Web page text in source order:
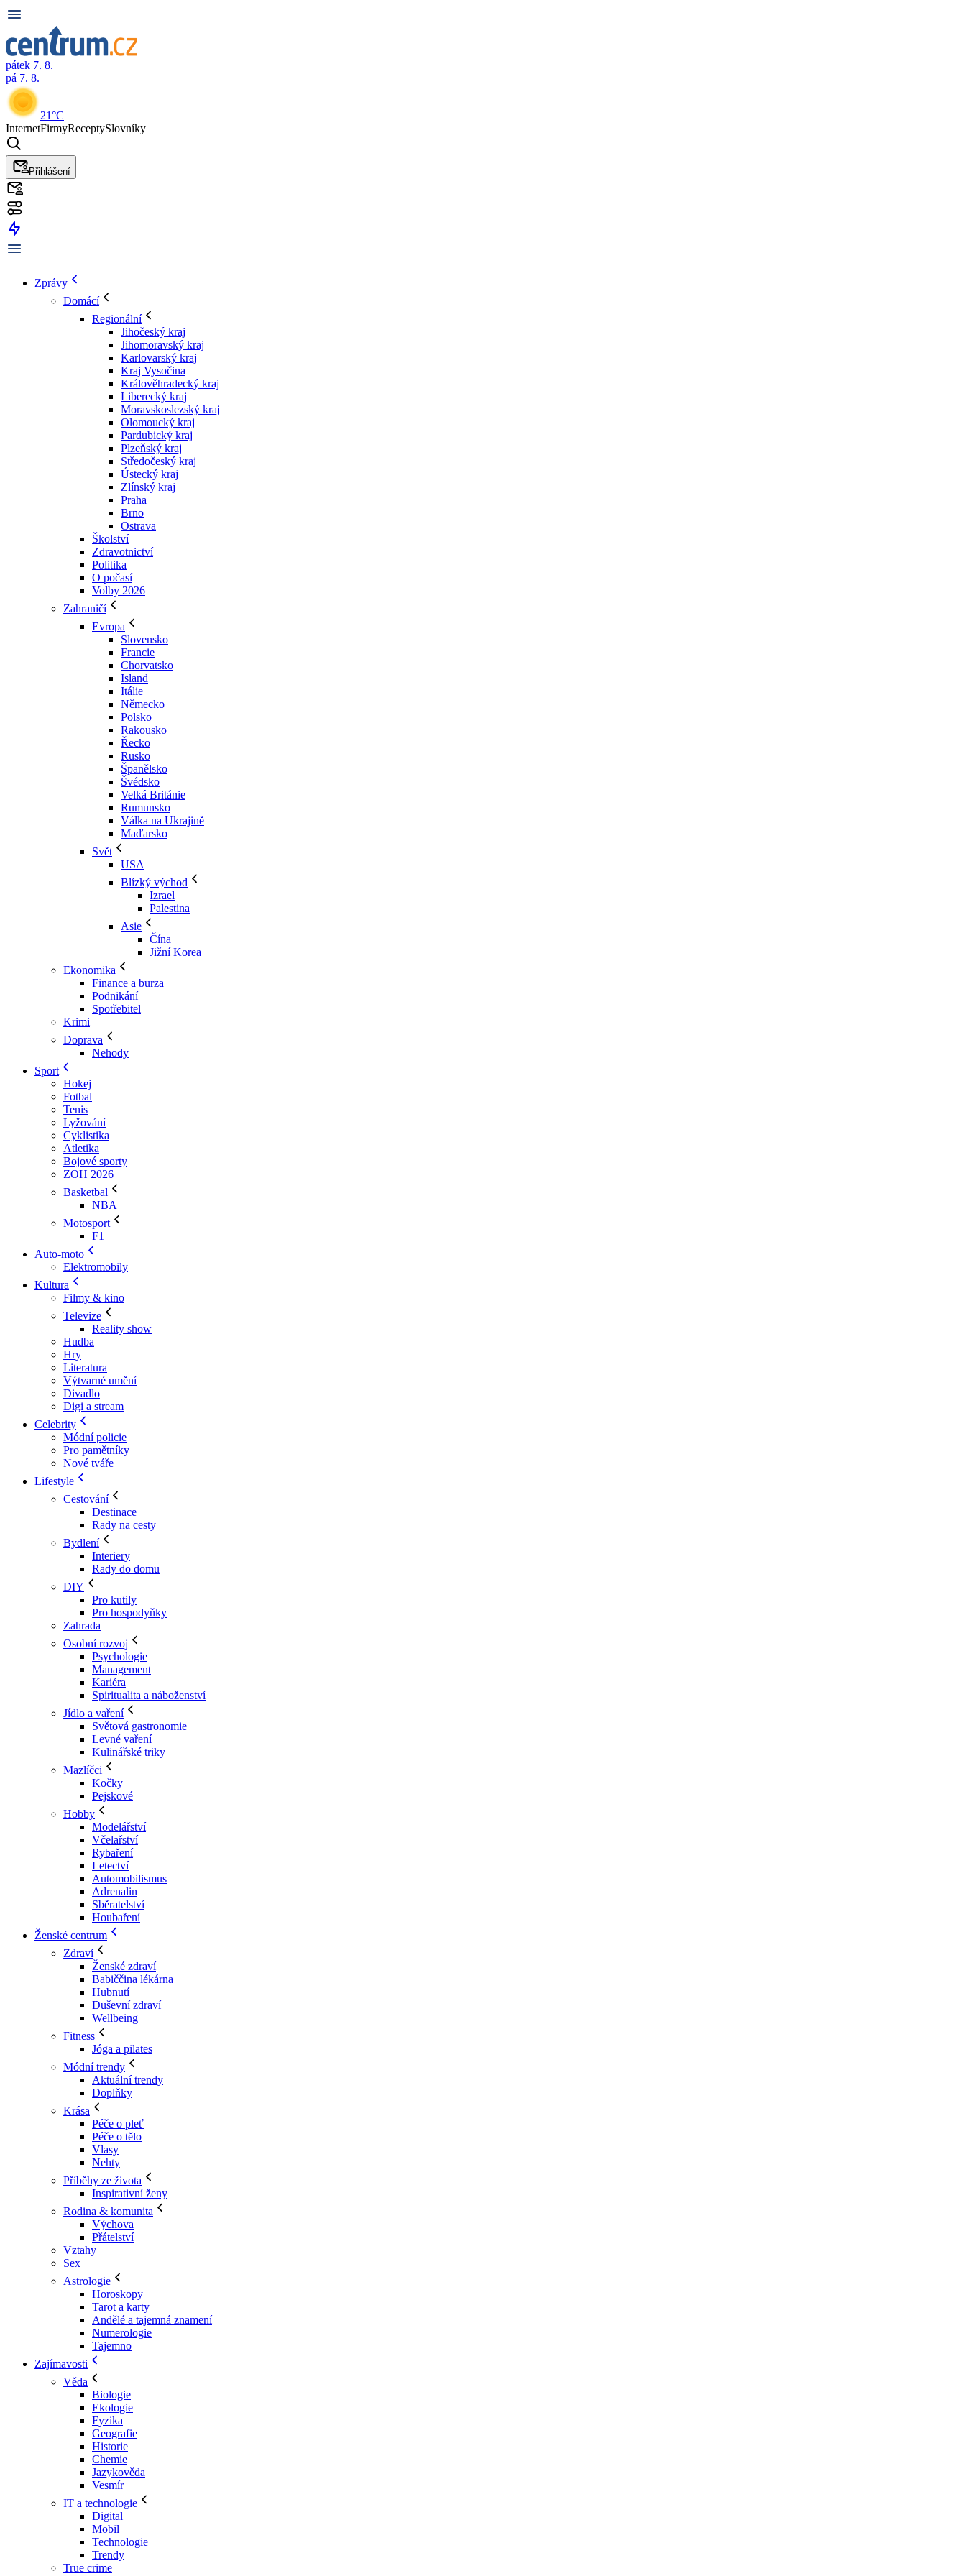
pátek 7. 8.
pá 7. 8.
21°C
InternetFirmyReceptySlovníky
Přihlášení
Zprávy
Domácí
Regionální
Jihočeský kraj
Jihomoravský kraj
Karlovarský kraj
Kraj Vysočina
Králověhradecký kraj
Liberecký kraj
Moravskoslezský kraj
Olomoucký kraj
Pardubický kraj
Plzeňský kraj
Středočeský kraj
Ústecký kraj
Zlínský kraj
Praha
Brno
Ostrava
Školství
Zdravotnictví
Politika
O počasí
Volby 2026
Zahraničí
Evropa
Slovensko
Francie
Chorvatsko
Island
Itálie
Německo
Polsko
Rakousko
Řecko
Rusko
Španělsko
Švédsko
Velká Británie
Rumunsko
Válka na Ukrajině
Maďarsko
Svět
USA
Blízký východ
Izrael
Palestina
Asie
Čína
Jižní Korea
Ekonomika
Finance a burza
Podnikání
Spotřebitel
Krimi
Doprava
Nehody
Sport
Hokej
Fotbal
Tenis
Lyžování
Cyklistika
Atletika
Bojové sporty
ZOH 2026
Basketbal
NBA
Motosport
F1
Auto-moto
Elektromobily
Kultura
Filmy & kino
Televize
Reality show
Hudba
Hry
Literatura
Výtvarné umění
Divadlo
Digi a stream
Celebrity
Módní policie
Pro pamětníky
Nové tváře
Lifestyle
Cestování
Destinace
Rady na cesty
Bydlení
Interiery
Rady do domu
DIY
Pro kutily
Pro hospodyňky
Zahrada
Osobní rozvoj
Psychologie
Management
Kariéra
Spiritualita a náboženství
Jídlo a vaření
Světová gastronomie
Levné vaření
Kulinářské triky
Mazlíčci
Kočky
Pejskové
Hobby
Modelářství
Včelařství
Rybaření
Letectví
Automobilismus
Adrenalin
Sběratelství
Houbaření
Ženské centrum
Zdraví
Ženské zdraví
Babiččina lékárna
Hubnutí
Duševní zdraví
Wellbeing
Fitness
Jóga a pilates
Módní trendy
Aktuální trendy
Doplňky
Krása
Péče o pleť
Péče o tělo
Vlasy
Nehty
Příběhy ze života
Inspirativní ženy
Rodina & komunita
Výchova
Přátelství
Vztahy
Sex
Astrologie
Horoskopy
Tarot a karty
Andělé a tajemná znamení
Numerologie
Tajemno
Zajímavosti
Věda
Biologie
Ekologie
Fyzika
Geografie
Historie
Chemie
Jazykověda
Vesmír
IT a technologie
Digital
Mobil
Technologie
Trendy
True crime